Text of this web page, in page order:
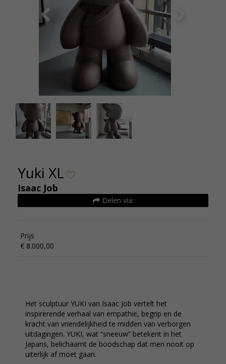
Yuki XL
Isaac Job
Delen via:
Prijs
€ 8.000,00
Het sculptuur YUKI van Isaac Job vertelt het
inspirerende verhaal van empathie, begrip en de
kracht van vriendelijkheid te midden van verborgen
uitdagingen. YUKI, wat “sneeuw” betekent in het
Japans, belichaamt de boodschap dat men nooit op
uiterlijk af moet gaan.